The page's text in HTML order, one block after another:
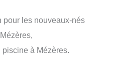
pour les nouveaux-nés
piscine à Mézères.